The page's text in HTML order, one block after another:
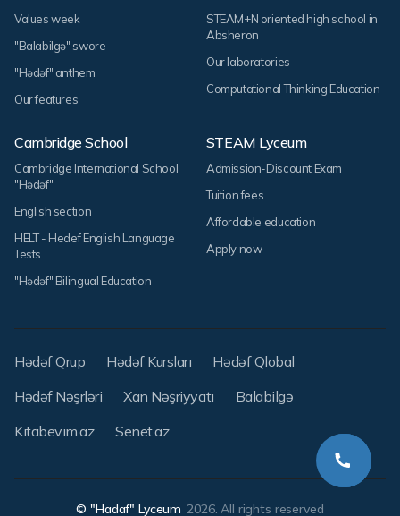
Values week
"Balabilgə" swore
"Hədəf" anthem
Our features
STEAM+N oriented high school in
Absheron
Our laboratories
Computational Thinking Education
Cambridge School
Cambridge International School
"Hədəf"
English section
HELT - Hedef English Language
Tests
"Hədəf" Bilingual Education
STEAM Lyceum
Admission-Discount Exam
Tuition fees
Affordable education
Apply now
Hədəf Qrup Hədəf Kursları
Hədəf Qlobal
Hədəf Nəşrləri
Xan Nəşriyyatı
Balabilgə
Kitabevim.az
Senet.az
© "Hadaf" Lyceum 2026. All rights reserved